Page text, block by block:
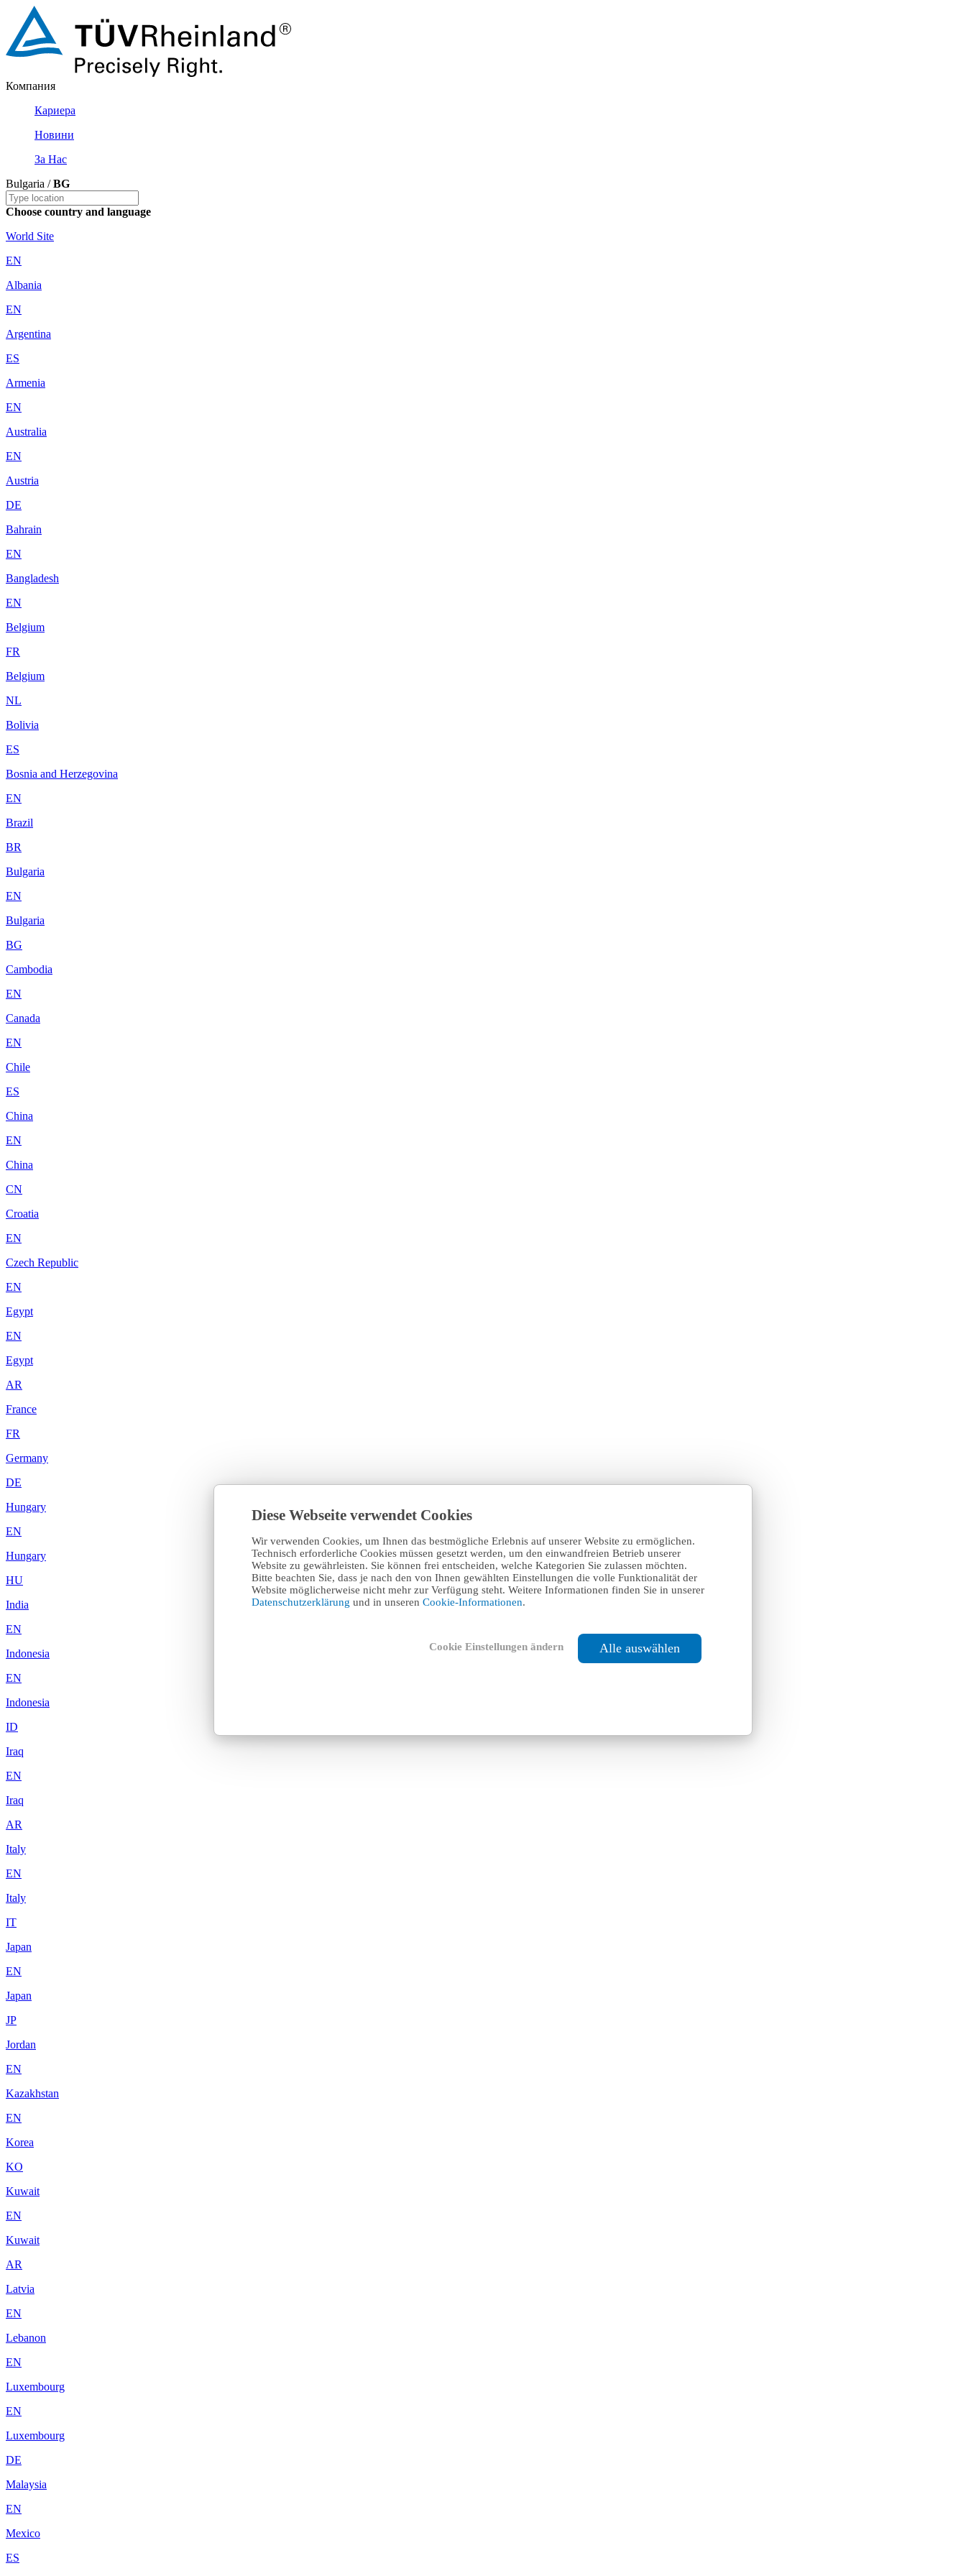
Diese Webseite verwendet Cookies
Wir verwenden Cookies, um Ihnen das bestmögliche Erlebnis auf unserer Website zu ermöglichen.
Technisch erforderliche Cookies müssen gesetzt werden, um den einwandfreien Betrieb unserer
Website zu gewährleisten. Sie können frei entscheiden, welche Kategorien Sie zulassen möchten.
Bitte beachten Sie, dass je nach den von Ihnen gewählten Einstellungen die volle Funktionalität der
Website möglicherweise nicht mehr zur Verfügung steht. Weitere Informationen finden Sie in unserer
Datenschutzerklärung und in unseren Cookie-Informationen.
Cookie Einstellungen ändern Alle auswählen
Компания
Кариера
Новини
За Нас
Bulgaria /BG
Choose country and language
World Site
EN
Albania
EN
Argentina
ES
Armenia
EN
Australia
EN
Austria
DE
Bahrain
EN
Bangladesh
EN
Belgium
FR
Belgium
NL
Bolivia
ES
Bosnia and Herzegovina
EN
Brazil
BR
Bulgaria
EN
Bulgaria
BG
Cambodia
EN
Canada
EN
Chile
ES
China
EN
China
CN
Croatia
EN
Czech Republic
EN
Egypt
EN
Egypt
AR
France
FR
Germany
DE
Hungary
EN
Hungary
HU
India
EN
Indonesia
EN
Indonesia
ID
Iraq
EN
Iraq
AR
Italy
EN
Italy
IT
Japan
EN
Japan
JP
Jordan
EN
Kazakhstan
EN
Korea
KO
Kuwait
EN
Kuwait
AR
Latvia
EN
Lebanon
EN
Luxembourg
EN
Luxembourg
DE
Malaysia
EN
Mexico
ES